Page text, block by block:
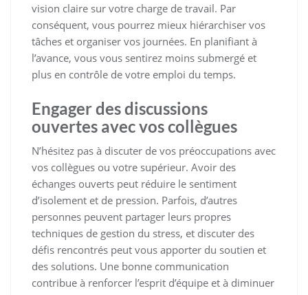
vision claire sur votre charge de travail. Par
conséquent, vous pourrez mieux hiérarchiser vos
tâches et organiser vos journées. En planifiant à
l’avance, vous vous sentirez moins submergé et
plus en contrôle de votre emploi du temps.
Engager des discussions
ouvertes avec vos collègues
N’hésitez pas à discuter de vos préoccupations avec
vos collègues ou votre supérieur. Avoir des
échanges ouverts peut réduire le sentiment
d’isolement et de pression. Parfois, d’autres
personnes peuvent partager leurs propres
techniques de gestion du stress, et discuter des
défis rencontrés peut vous apporter du soutien et
des solutions. Une bonne communication
contribue à renforcer l’esprit d’équipe et à diminuer